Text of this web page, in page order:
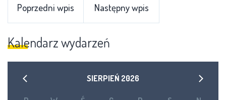
Poprzedni wpis Następny wpis
Kalendarz wydarzeń
SIERPIEŃ 2026